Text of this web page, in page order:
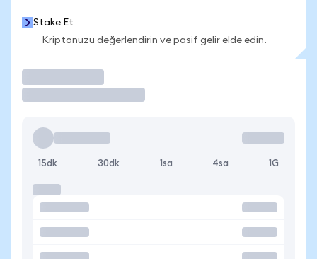
Stake Et
Kriptonuzu değerlendirin ve pasif gelir elde edin.
15dk 30dk 1sa 4sa 1G